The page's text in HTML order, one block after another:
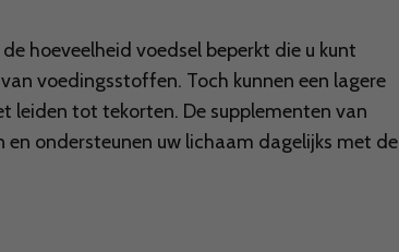
hoeveelheid voedsel beperkt die u kunt
voedingsstoffen. Toch kunnen een lagere
leiden tot tekorten. De supplementen van
ondersteunen uw lichaam dagelijks met de